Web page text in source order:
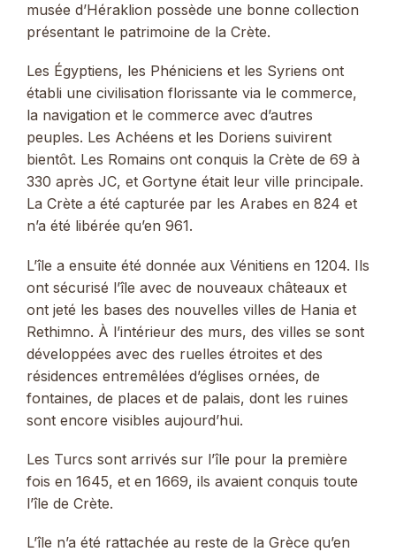
musée d’Héraklion possède une bonne collection
présentant le patrimoine de la Crète.
Les Égyptiens, les Phéniciens et les Syriens ont
établi une civilisation florissante via le commerce,
la navigation et le commerce avec d’autres
peuples. Les Achéens et les Doriens suivirent
bientôt. Les Romains ont conquis la Crète de 69 à
330 après JC, et Gortyne était leur ville principale.
La Crète a été capturée par les Arabes en 824 et
n’a été libérée qu’en 961.
L’île a ensuite été donnée aux Vénitiens en 1204. Ils
ont sécurisé l’île avec de nouveaux châteaux et
ont jeté les bases des nouvelles villes de Hania et
Rethimno. À l’intérieur des murs, des villes se sont
développées avec des ruelles étroites et des
résidences entremêlées d’églises ornées, de
fontaines, de places et de palais, dont les ruines
sont encore visibles aujourd’hui.
Les Turcs sont arrivés sur l’île pour la première
fois en 1645, et en 1669, ils avaient conquis toute
l’île de Crète.
L’île n’a été rattachée au reste de la Grèce qu’en